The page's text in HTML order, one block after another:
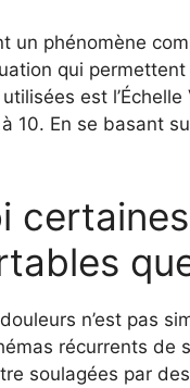
un phénomène
qui
est
10. En se basant
n’est pas
récurrents de
soulagées par